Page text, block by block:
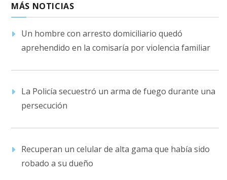
MÁS NOTICIAS
Un hombre con arresto domiciliario quedó
aprehendido en la comisaría por violencia familiar
La Policía secuestró un arma de fuego durante una
persecución
Recuperan un celular de alta gama que había sido
robado a su dueño